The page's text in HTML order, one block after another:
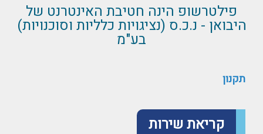
פילטרשופ הינה חטיבת האינטרנט של
היבואן - נ.כ.ס (נציגויות כלליות וסוכנויות)
בע"מ
תקנון
קריאת שירות